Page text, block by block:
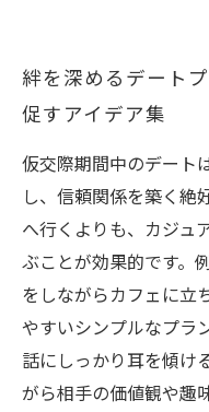
絆を深めるデート
促すアイデア集
仮交際期間中のデート
し、信頼関係を築く絶
へ行くよりも、カジュ
ぶことが効果的です。
をしながらカフェに立
やすいシンプルなプラ
話にしっかり耳を傾け
がら相手の価値観や趣